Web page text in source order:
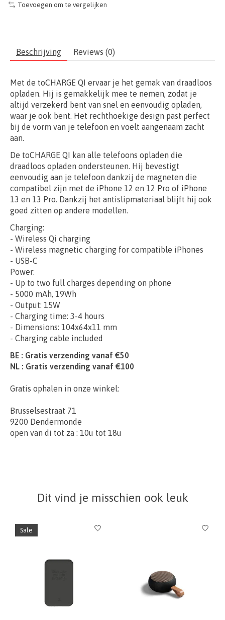
Toevoegen om te vergelijken
Beschrijving Reviews (0)
Met de toCHARGE QI ervaar je het gemak van draadloos
opladen. Hij is gemakkelijk mee te nemen, zodat je
altijd verzekerd bent van snel en eenvoudig opladen,
waar je ook bent. Het rechthoekige design past perfect
bij de vorm van je telefoon en voelt aangenaam zacht
aan.
De toCHARGE QI kan alle telefoons opladen die
draadloos opladen ondersteunen. Hij bevestigt
eenvoudig aan je telefoon dankzij de magneten die
compatibel zijn met de iPhone 12 en 12 Pro of iPhone
13 en 13 Pro. Dankzij het antislipmateriaal blijft hij ook
goed zitten op andere modellen.
Charging:
- Wireless Qi charging
- Wireless magnetic charging for compatible iPhones
- USB-C
Power:
- Up to two full charges depending on phone
- 5000 mAh, 19Wh
- Output: 15W
- Charging time: 3-4 hours
- Dimensions: 104x64x11 mm
- Charging cable included
BE : Gratis verzending vanaf €50
NL : Gratis verzending vanaf €100
Gratis ophalen in onze winkel:
Brusselsestraat 71
9200 Dendermonde
open van di tot za : 10u tot 18u
Dit vind je misschien ook leuk
Items van productcarrousel
Sale